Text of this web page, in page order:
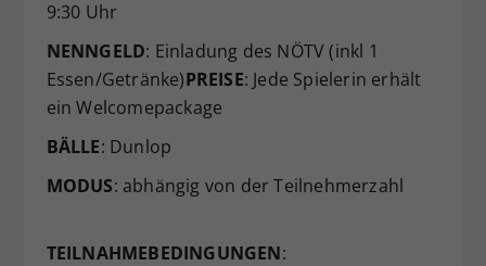
9:30 Uhr
NENNGELD: Einladung des NÖTV (inkl 1
Essen/Getränke)PREISE: Jede Spielerin erhält
ein Welcomepackage
BÄLLE: Dunlop
MODUS: abhängig von der Teilnehmerzahl
TEILNAHMEBEDINGUNGEN: